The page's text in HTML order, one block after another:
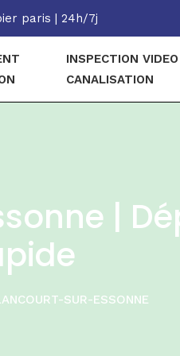
paris | 24h/7j
INSPECTION VIDEO
CANALISATION
|
SUR-ESSONNE